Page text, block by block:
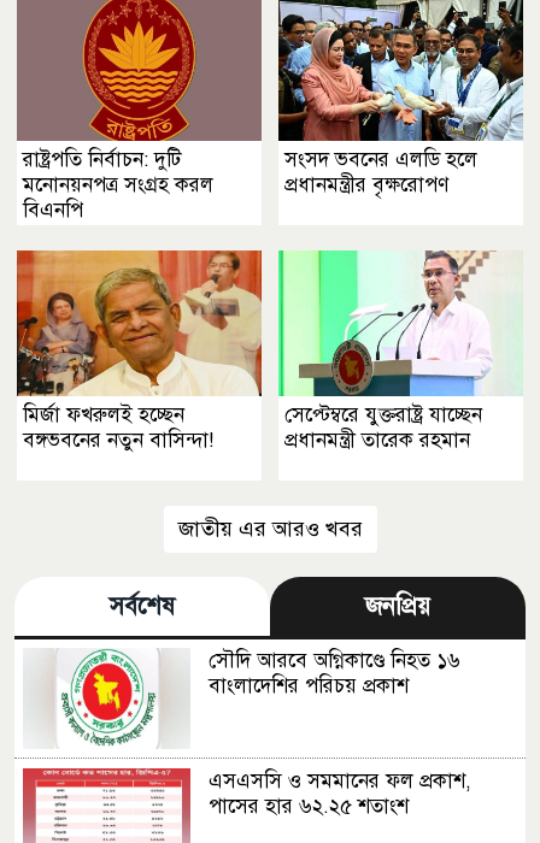
রাষ্ট্রপতি নির্বাচন: দুটি
মনোনয়নপত্র সংগ্রহ করল
বিএনপি
সংসদ ভবনের এলডি হলে
প্রধানমন্ত্রীর বৃক্ষরোপণ
মির্জা ফখরুলই হচ্ছেন
বঙ্গভবনের নতুন বাসিন্দা!
সেপ্টেম্বরে যুক্তরাষ্ট্র যাচ্ছেন
প্রধানমন্ত্রী তারেক রহমান
জাতীয় এর আরও খবর
সর্বশেষ জনপ্রিয়
সৌদি আরবে অগ্নিকাণ্ডে নিহত ১৬
বাংলাদেশির পরিচয় প্রকাশ
এসএসসি ও সমমানের ফল প্রকাশ,
পাসের হার ৬২.২৫ শতাংশ